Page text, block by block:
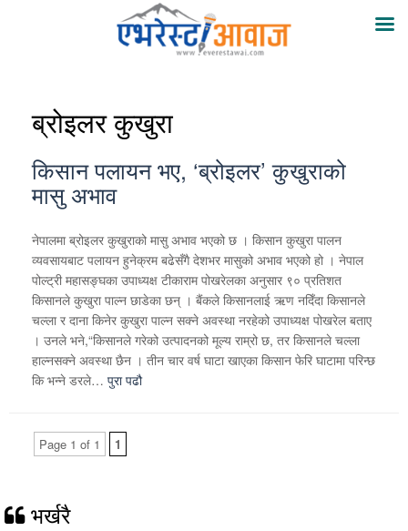
ब्रोइलर कुखुरा
किसान पलायन भए, ‘ब्रोइलर’ कुखुराको
मासु अभाव
नेपालमा ब्रोइलर कुखुराको मासु अभाव भएको छ । किसान कुखुरा पालन
व्यवसायबाट पलायन हुनेक्रम बढेसँगै देशभर मासुको अभाव भएको हो । नेपाल
पोल्ट्री महासङ्घका उपाध्यक्ष टीकाराम पोखरेलका अनुसार ९० प्रतिशत
किसानले कुखुरा पाल्न छाडेका छन् । बैंकले किसानलाई ऋण नदिँदा किसानले
चल्ला र दाना किनेर कुखुरा पाल्न सक्ने अवस्था नरहेको उपाध्यक्ष पोखरेल बताए
। उनले भने,“किसानले गरेको उत्पादनको मूल्य राम्रो छ, तर किसानले चल्ला
हाल्नसक्ने अवस्था छैन । तीन चार वर्ष घाटा खाएका किसान फेरि घाटामा परिन्छ
कि भन्ने डरले… पुरा पढौ
Page 1 of 1 1
भर्खरै